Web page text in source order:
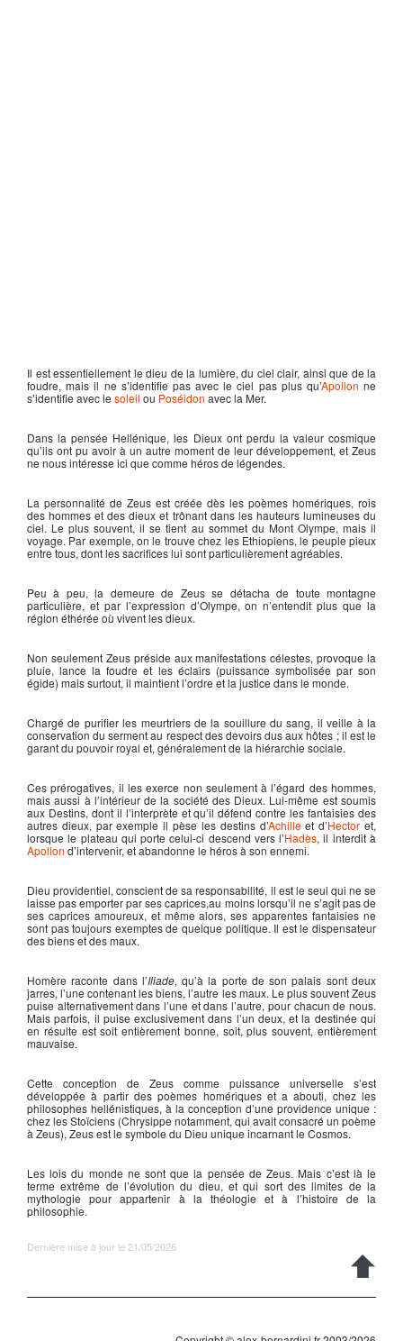
Il est essentiellement le dieu de la lumière, du ciel clair, ainsi que de la
foudre, mais il ne s’identifie pas avec le ciel pas plus qu’Apollon ne
s’identifie avec le soleil ou Poséidon avec la Mer.
Dans la pensée Hellénique, les Dieux ont perdu la valeur cosmique
qu’ils ont pu avoir à un autre moment de leur développement, et Zeus
ne nous intéresse ici que comme héros de légendes.
La personnalité de Zeus est créée dès les poèmes homériques, rois
des hommes et des dieux et trônant dans les hauteurs lumineuses du
ciel. Le plus souvent, il se tient au sommet du Mont Olympe, mais il
voyage. Par exemple, on le trouve chez les Ethiopiens, le peuple pieux
entre tous, dont les sacrifices lui sont particulièrement agréables.
Peu à peu, la demeure de Zeusse détacha de toute montagne
particulière, et par l’expression d’Olympe, on n’entendit plus que la
région éthérée où vivent les dieux.
Non seulement Zeuspréside aux manifestations célestes, provoque la
pluie, lance la foudre et les éclairs (puissance symbolisée par son
égide) mais surtout, il maintient l’ordre et la justice dans le monde.
Chargé de purifier les meurtriers de la souillure du sang, il veille à la
conservation du serment au respect des devoirs dus aux hôtes ; il est le
garant du pouvoir royal et, généralement de la hiérarchie sociale.
Ces prérogatives, il les exerce non seulement à l’égard des hommes,
mais aussi à l’intérieur de la société des Dieux. Lui-même est soumis
aux Destins, dont il l’interprète et qu’il défend contre les fantaisies des
autres dieux, par exemple il pèse les destins d’Achilleet d’Hector et,
lorsque le plateau qui porte celui-ci descend vers l’Hadès, il interdit à
Apollon d’intervenir, et abandonne le héros à son ennemi.
Dieu providentiel, conscient de sa responsabilité, il est le seul qui ne se
laisse pas emporter par ses caprices,au moins lorsqu’il ne s’agit pas de
ses caprices amoureux, et même alors, ses apparentes fantaisies ne
sont pas toujours exemptes de quelque politique. Il est le dispensateur
des biens et des maux.
Homère raconte dans l’Iliade, qu’à la porte de son palais sont deux
jarres, l’une contenant les biens, l’autre les maux. Le plus souventZeus
puise alternativement dans l’une et dans l’autre, pour chacun de nous.
Mais parfois, il puise exclusivement dans l’un deux, et la destinée qui
en résulte est soit entièrement bonne, soit, plus souvent, entièrement
mauvaise.
Cette conception de Zeus comme puissance universelle s’est
développée à partir des poèmes homériques et a abouti, chez les
philosophes hellénistiques, à la conception d’une providence unique :
chez les Stoïciens (Chrysippe notamment, qui avait consacré un poème
à Zeus), Zeusest le symbole du Dieu unique incarnant le Cosmos.
Les lois du monde ne sont que la pensée deZeus. Mais c’est là le
terme extrême de l’évolution du dieu, et qui sort des limites de la
mythologie pour appartenir à la théologie et à l’histoire de la
philosophie.
Dernière mise à jour le 21/05/2026